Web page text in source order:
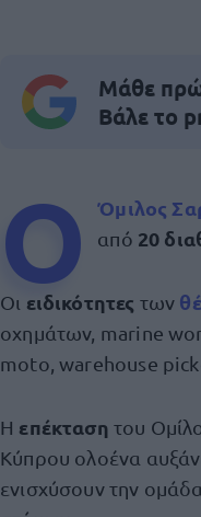
Μάθε
Βάλε το
Ο Όμιλος
από 20
Οι ειδικότητες των
οχημάτων, marine
moto, warehouse
Η επέκταση του
Κύπρου ολοένα
ενισχύσουν την